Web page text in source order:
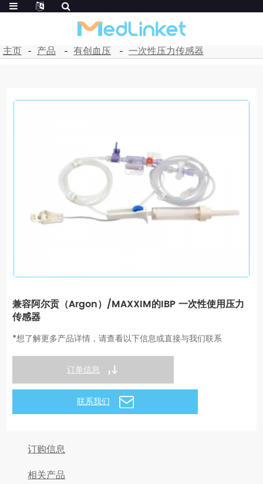
主页 产品 有创血压 一次性压力传感器
兼容阿尔贡（Argon）/MAXXIM的IBP 一次性使用压力
传感器
*想了解更多产品详情，请查看以下信息或直接与我们联系
订单信息
联系我们
订购信息
相关产品